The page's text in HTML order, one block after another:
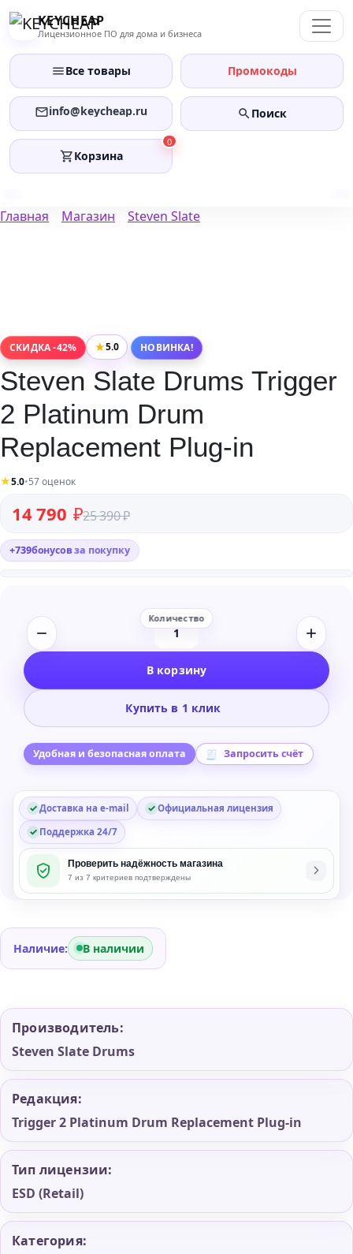
Перейти
KEYCHEAP
Лицензионное ПО для дома и бизнеса
Все товары Промокоды
info@keycheap.ru Поиск
0
Корзина
Главная Магазин Steven Slate
СКИДКА -42% ★5.0 НОВИНКА!
Steven Slate Drums Trigger
2 Platinum Drum
Replacement Plug-in
★5.0•57 оценок
25 390₽
Первоначальная цена составляла 25 390 ₽.
14 790 ₽
Текущая цена: 14 790 ₽.
+739бонусовза покупку
Количество
Steven
Drums
2
Drum
Replacement
in
В корзину
Купить в 1 клик
Удобная и безопасная оплата Запросить счёт
Доставка на e-mail
Официальная лицензия
Поддержка 24/7
Проверить надёжность магазина
7 из 7 критериев подтверждены
Наличие: В наличии
Производитель:
Steven Slate Drums
Редакция:
Trigger 2 Platinum Drum Replacement Plug-in
Тип лицензии:
ESD (Retail)
Категория: